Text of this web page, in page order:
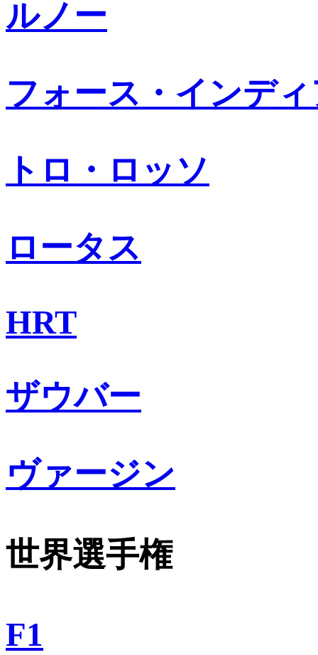
ルノー
フォース・インデ
トロ・ロッソ
ロータス
HRT
ザウバー
ヴァージン
世界選手権
F1